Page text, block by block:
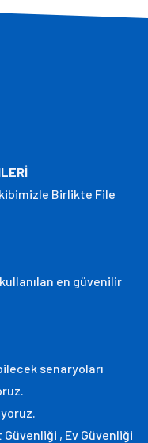
Birlikte File
en güvenilir
senaryoları
Güvenliği , Ev Güvenliği